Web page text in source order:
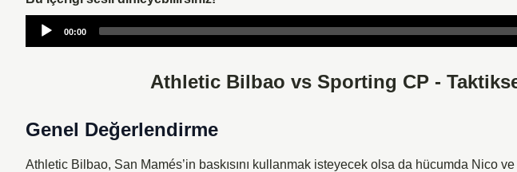
Audio
00:00
Athletic Bilbao vs Sporting CP -
Genel Değerlendirme
Athletic Bilbao, San Mamés’in baskısını kullanmak isteyecek olsa da hücumda Nico